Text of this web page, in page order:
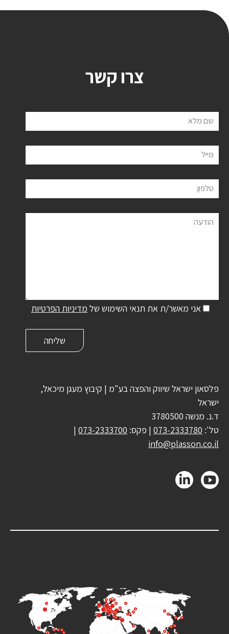
צרו קשר
שם מלא
מייל
טלפון
הודעה
אני מאשר/ת את תנאי השימוש של מדיניות הפרטיות
פלסאון ישראל שיווק והפצה בע"מ | קיבוץ מעגן מיכאל,
ישראל
ד.נ. מנשה 3780500
טל': 073-2333780 | פקס: 073-2333700
|
info@plasson.co.il